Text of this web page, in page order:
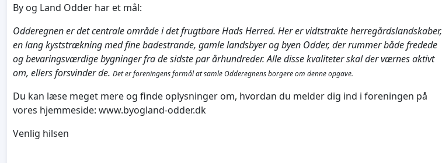
By og Land Odder har et mål:
Odderegnen er det centrale område i det frugtbare Hads Herred. Her er vidtstrakte herregårdslandskaber,
en lang kyststrækning med fine badestrande, gamle landsbyer og byen Odder, der rummer både fredede
og bevaringsværdige bygninger fra de sidste par århundreder. Alle disse kvaliteter skal der værnes aktivt
om, ellers forsvinder de. Det er foreningens formål at samle Odderegnens borgere om denne opgave.
Du kan læse meget mere og finde oplysninger om, hvordan du melder dig ind i foreningen på
vores hjemmeside: www.byogland-odder.dk
Venlig hilsen